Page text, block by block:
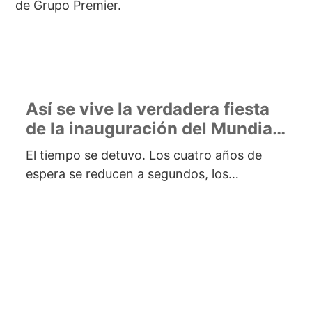
Así se vive la verdadera fiesta
de la inauguración del Mundial
2026 en Honduras
El tiempo se detuvo. Los cuatro años de
espera se reducen a segundos, los